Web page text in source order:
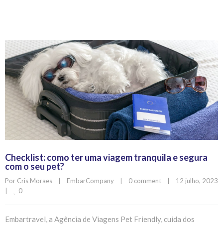
Checklist: como ter uma viagem tranquila e segura
com o seu pet?
Por Cris Moraes EmbarCompany 0 comment
0
Embartravel, a Agência de Viagens Pet Friendly, cuida dos